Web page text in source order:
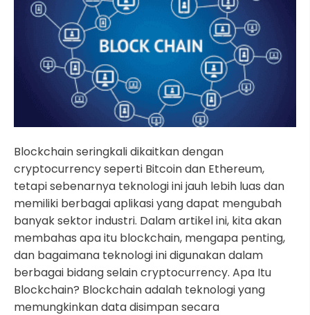
Blockchain seringkali dikaitkan dengan
cryptocurrency seperti Bitcoin dan Ethereum,
tetapi sebenarnya teknologi ini jauh lebih luas dan
memiliki berbagai aplikasi yang dapat mengubah
banyak sektor industri. Dalam artikel ini, kita akan
membahas apa itu blockchain, mengapa penting,
dan bagaimana teknologi ini digunakan dalam
berbagai bidang selain cryptocurrency. Apa Itu
Blockchain? Blockchain adalah teknologi yang
memungkinkan data disimpan secara